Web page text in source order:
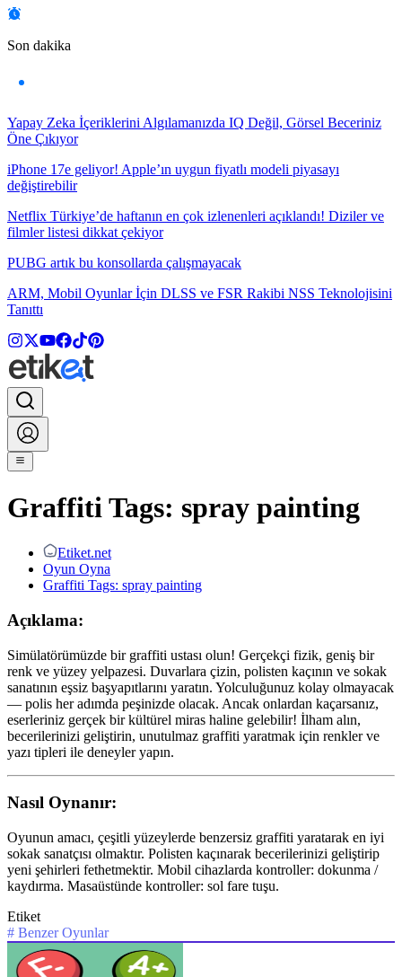
Son dakika
Yapay Zeka İçeriklerini Algılamanızda IQ Değil, Görsel Beceriniz
Öne Çıkıyor
iPhone 17e geliyor! Apple’ın uygun fiyatlı modeli piyasayı
değiştirebilir
Netflix Türkiye’de haftanın en çok izlenenleri açıklandı! Diziler ve
filmler listesi dikkat çekiyor
PUBG artık bu konsollarda çalışmayacak
ARM, Mobil Oyunlar İçin DLSS ve FSR Rakibi NSS Teknolojisini
Tanıttı
Graffiti Tags: spray painting
Etiket.net
Oyun Oyna
Graffiti Tags: spray painting
Açıklama:
Simülatörümüzde bir graffiti ustası olun! Gerçekçi fizik, geniş bir
renk ve yüzey yelpazesi. Duvarlara çizin, polisten kaçının ve sokak
sanatının eşsiz başyapıtlarını yaratın. Yolculuğunuz kolay olmayacak
— polis her adımda peşinizde olacak. Ancak onlardan kaçarsanız,
eserleriniz gerçek bir kültürel miras haline gelebilir! İlham alın,
becerilerinizi geliştirin, unutulmaz graffiti yaratmak için renkler ve
yazı tipleri ile deneyler yapın.
Nasıl Oynanır:
Oyunun amacı, çeşitli yüzeylerde benzersiz graffiti yaratarak en iyi
sokak sanatçısı olmaktır. Polisten kaçınarak becerilerinizi geliştirip
yeni şehirleri fethetmektir. Mobil cihazlarda kontroller: dokunma /
kaydırma. Masaüstünde kontroller: sol fare tuşu.
Etiket
# Benzer Oyunlar